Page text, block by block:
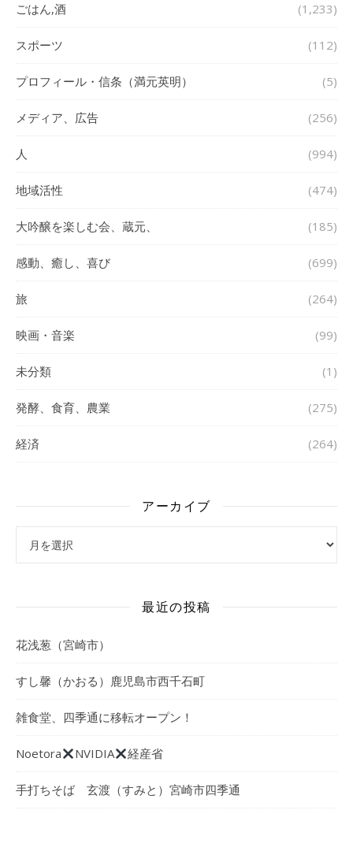
ごはん,酒 (1,233)
スポーツ (112)
プロフィール・信条（満元英明） (5)
メディア、広告 (256)
人 (994)
地域活性 (474)
大吟醸を楽しむ会、蔵元、 (185)
感動、癒し、喜び (699)
旅 (264)
映画・音楽 (99)
未分類 (1)
発酵、食育、農業 (275)
経済 (264)
アーカイブ
最近の投稿
花浅葱（宮崎市）
すし馨（かおる）鹿児島市西千石町
雑食堂、四季通に移転オープン！
Noetora NVIDIA 経産省
手打ちそば 玄渡（すみと）宮崎市四季通